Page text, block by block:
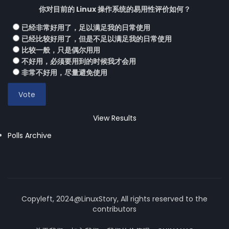
你对目前的 Linux 操作系统的易用性评价如何？
已经非常好用了，足以满足我的日常使用
已经比较好用了，但是不足以满足我的日常使用
比较一般，只是偶尔用用
不好用，必须要用到的时候我才会用
非常不好用，尽量避免使用
View Results
Polls Archive
Copyleft, 2024@LinuxStory, All rights reserved to the
contributors